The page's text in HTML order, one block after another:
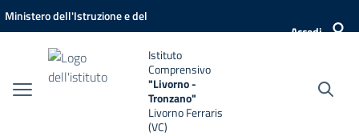
Vai ai contenuti
Vai al menu di navigazione
Vai al footer
Ministero dell'Istruzione e del
Accedi
Istituto
Comprensivo
"Livorno -
Tronzano"
Livorno Ferraris
(VC)